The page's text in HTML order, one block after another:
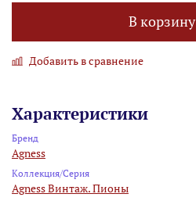
В корзину
Добавить в сравнение
Характеристики
Бренд
Agness
Коллекция/Серия
Agness Винтаж. Пионы